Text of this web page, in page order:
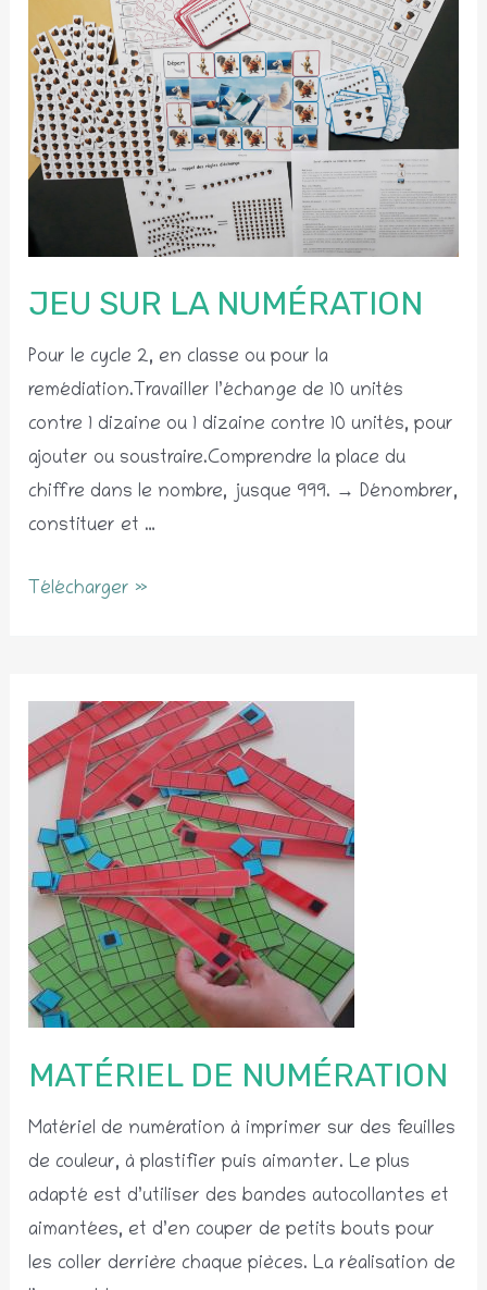
JEU SUR LA NUMÉRATION
Pour le cycle 2, en classe ou pour la
remédiation.Travailler l’échange de 10 unités
contre 1 dizaine ou 1 dizaine contre 10 unités, pour
ajouter ou soustraire.Comprendre la place du
chiffre dans le nombre, jusque 999. → Dénombrer,
constituer et …
Jeu
Télécharger »
MATÉRIEL DE NUMÉRATION
Matériel de numération à imprimer sur des feuilles
de couleur, à plastifier puis aimanter. Le plus
adapté est d’utiliser des bandes autocollantes et
aimantées, et d’en couper de petits bouts pour
les coller derrière chaque pièces. La réalisation de